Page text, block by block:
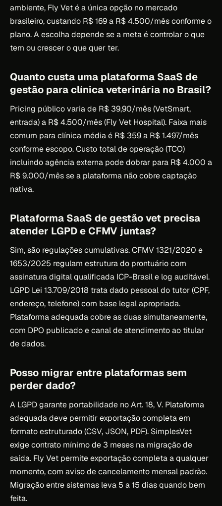
ambiente, Fly Vet é a única opção no mercado
brasileiro, custando R$ 169 a R$ 4.500/mês conforme o
plano. A escolha depende se a meta é controlar o que
tem ou crescer o que quer ter.
Quanto custa uma plataforma SaaS de
gestão para clínica veterinária no Brasil?
Pricing público varia de R$ 39,90/mês (VetSmart,
entrada) a R$ 4.500/mês (Fly Vet Hospital). Faixa mais
comum para clínica média é R$ 359 a R$ 1.497/mês
conforme escopo. Custo total de operação (TCO)
incluindo agência externa pode dobrar para R$ 4.000 a
R$ 9.000/mês se a plataforma não cobre captação
nativa.
Plataforma SaaS de gestão vet precisa
atender LGPD e CFMV juntas?
Sim, são regulações cumulativas. CFMV 1321/2020 e
1653/2025 regulam estrutura do prontuário com
assinatura digital qualificada ICP-Brasil e log auditável.
LGPD Lei 13.709/2018 trata dado pessoal do tutor (CPF,
endereço, telefone) com base legal apropriada.
Plataforma adequada cobre as duas simultaneamente,
com DPO publicado e canal de atendimento ao titular
de dados.
Posso migrar entre plataformas sem
perder dado?
A LGPD garante portabilidade no Art. 18, V. Plataforma
adequada deve permitir exportação completa em
formato estruturado (CSV, JSON, PDF). SimplesVet
exige contrato mínimo de 3 meses na migração de
saída. Fly Vet permite exportação completa a qualquer
momento, com aviso de cancelamento mensal padrão.
Migração entre sistemas leva 5 a 15 dias quando bem
feita.